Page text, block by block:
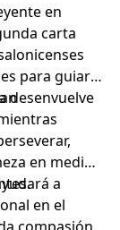
en
carta
para guiar a
desenvuelve
en medio
a
en el